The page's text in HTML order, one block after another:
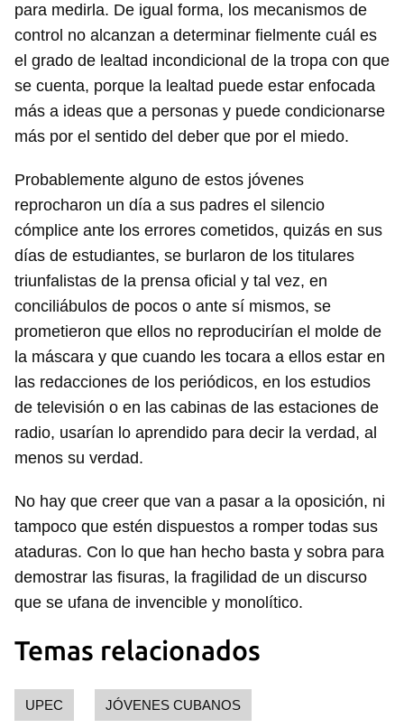
Guardar como favorito
para medirla. De igual forma, los mecanismos de
control no alcanzan a determinar fielmente cuál es
el grado de lealtad incondicional de la tropa con que
se cuenta, porque la lealtad puede estar enfocada
más a ideas que a personas y puede condicionarse
más por el sentido del deber que por el miedo.
Probablemente alguno de estos jóvenes
reprocharon un día a sus padres el silencio
cómplice ante los errores cometidos, quizás en sus
días de estudiantes, se burlaron de los titulares
triunfalistas de la prensa oficial y tal vez, en
conciliábulos de pocos o ante sí mismos, se
prometieron que ellos no reproducirían el molde de
la máscara y que cuando les tocara a ellos estar en
las redacciones de los periódicos, en los estudios
de televisión o en las cabinas de las estaciones de
radio, usarían lo aprendido para decir la verdad, al
menos su verdad.
No hay que creer que van a pasar a la oposición, ni
tampoco que estén dispuestos a romper todas sus
ataduras. Con lo que han hecho basta y sobra para
demostrar las fisuras, la fragilidad de un discurso
que se ufana de invencible y monolítico.
Temas relacionados
UPEC JÓVENES CUBANOS